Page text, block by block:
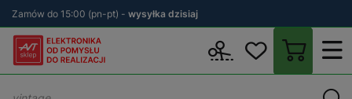
Zamów do 15:00 (pn-pt) - wysyłka dzisiaj
Nożyce